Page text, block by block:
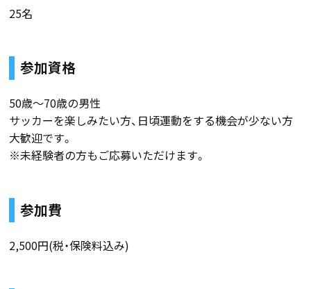
25名
参加資格
50歳～70歳の男性
サッカーを楽しみたい方、日頃運動をする機会が少ない方
大歓迎です。
※未経験者の方もご応募いただけます。
参加費
2,500円(税・保険料込み)